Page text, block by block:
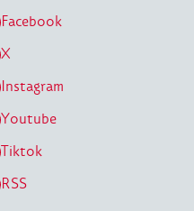
Facebook
X
Instagram
Youtube
Tiktok
RSS